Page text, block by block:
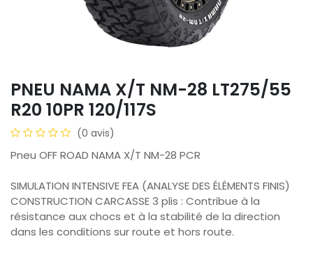
PNEU NAMA X/T NM-28 LT275/55
R20 10PR 120/117S
(0 avis)
Pneu OFF ROAD NAMA X/T NM-28 PCR
SIMULATION INTENSIVE FEA (ANALYSE DES ÉLÉMENTS FINIS)
CONSTRUCTION CARCASSE 3 plis : Contribue à la
résistance aux chocs et à la stabilité de la direction
dans les conditions sur route et hors route.